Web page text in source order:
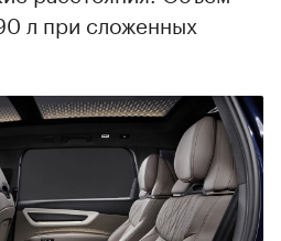
л при сложенных